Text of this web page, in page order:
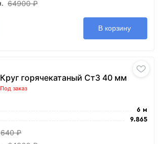
64900 ₽
В корзину
Круг горячекатаный Ст3 40 мм
Под заказ
6 м
9.865
640 ₽